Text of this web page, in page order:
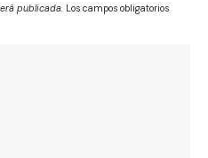
publicada. Los campos obligatorios